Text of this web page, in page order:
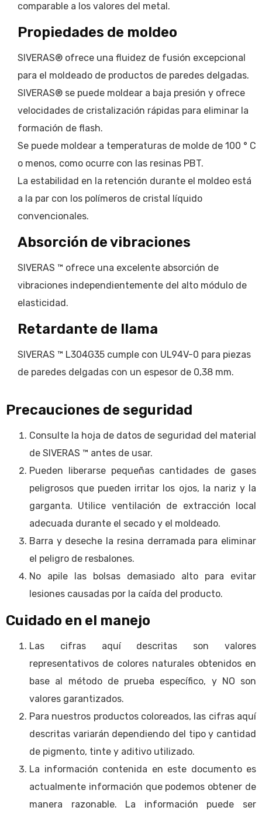
comparable a los valores del metal.
Propiedades de moldeo
SIVERAS® ofrece una fluidez de fusión excepcional
para el moldeado de productos de paredes delgadas.
SIVERAS® se puede moldear a baja presión y ofrece
velocidades de cristalización rápidas para eliminar la
formación de flash.
Se puede moldear a temperaturas de molde de 100 ° C
o menos, como ocurre con las resinas PBT.
La estabilidad en la retención durante el moldeo está
a la par con los polímeros de cristal líquido
convencionales.
Absorción de vibraciones
SIVERAS ™ ofrece una excelente absorción de
vibraciones independientemente del alto módulo de
elasticidad.
Retardante de llama
SIVERAS ™ L304G35 cumple con UL94V-0 para piezas
de paredes delgadas con un espesor de 0,38 mm.
Precauciones de seguridad
Consulte la hoja de datos de seguridad del material
de SIVERAS ™ antes de usar.
Pueden liberarse pequeñas cantidades de gases
peligrosos que pueden irritar los ojos, la nariz y la
garganta. Utilice ventilación de extracción local
adecuada durante el secado y el moldeado.
Barra y deseche la resina derramada para eliminar
el peligro de resbalones.
No apile las bolsas demasiado alto para evitar
lesiones causadas por la caída del producto.
Cuidado en el manejo
Las cifras aquí descritas son valores
representativos de colores naturales obtenidos en
base al método de prueba específico, y NO son
valores garantizados.
Para nuestros productos coloreados, las cifras aquí
descritas variarán dependiendo del tipo y cantidad
de pigmento, tinte y aditivo utilizado.
La información contenida en este documento es
actualmente información que podemos obtener de
manera razonable. La información puede ser